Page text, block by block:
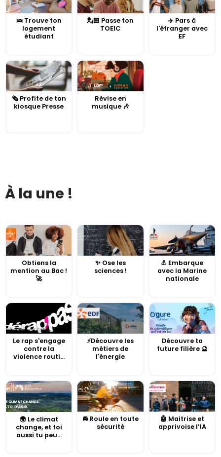
🛌 Trouve ton
logement
étudiant
💂🏻 Passe ton
TOEIC
✈️ Pars à
l'étranger avec
EF
🗞️ Profite de ton
kiosque Presse
Révise en
musique 🎶
À la une !
Obtiens la
mention au Bac !
🚀
✨ Ose les
sciences !
⚓️ Embarque
avec la Marine
nationale
Le rap s'engage
contre la
violence routi...
⚡Découvre les
métiers de
l'énergie
Découvre ta
future filière 🔮
🌍 Le climat
change, et toi
aussi tu peu...
🚘 Roule en toute
sécurité
🤖 Maitrise et
apprivoise l’IA